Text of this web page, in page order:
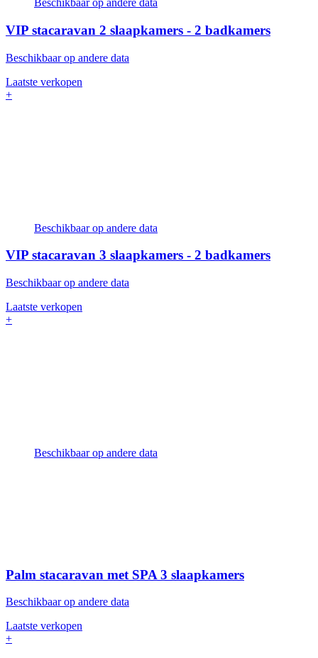
Beschikbaar op andere data
VIP stacaravan 2 slaapkamers - 2 badkamers
Beschikbaar op andere data
Laatste verkopen
+
Beschikbaar op andere data
VIP stacaravan 3 slaapkamers - 2 badkamers
Beschikbaar op andere data
Laatste verkopen
+
Beschikbaar op andere data
Palm stacaravan met SPA 3 slaapkamers
Beschikbaar op andere data
Laatste verkopen
+